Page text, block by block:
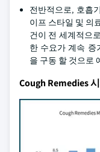
전반적으로, 호흡
이프 스타일 및 의
건이 전 세계적으
한 수요가 계속 증
을 구동 할 것으로
Cough Remedies